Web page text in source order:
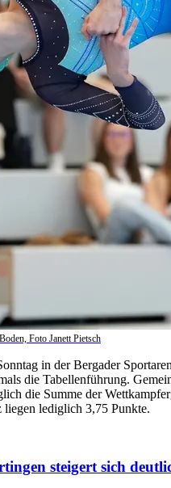
Foto Janett Pietsch
in der Bergader
die Tabellenführung.
die Summe der
liegen lediglich 3,75 Punkte.
steigert sich